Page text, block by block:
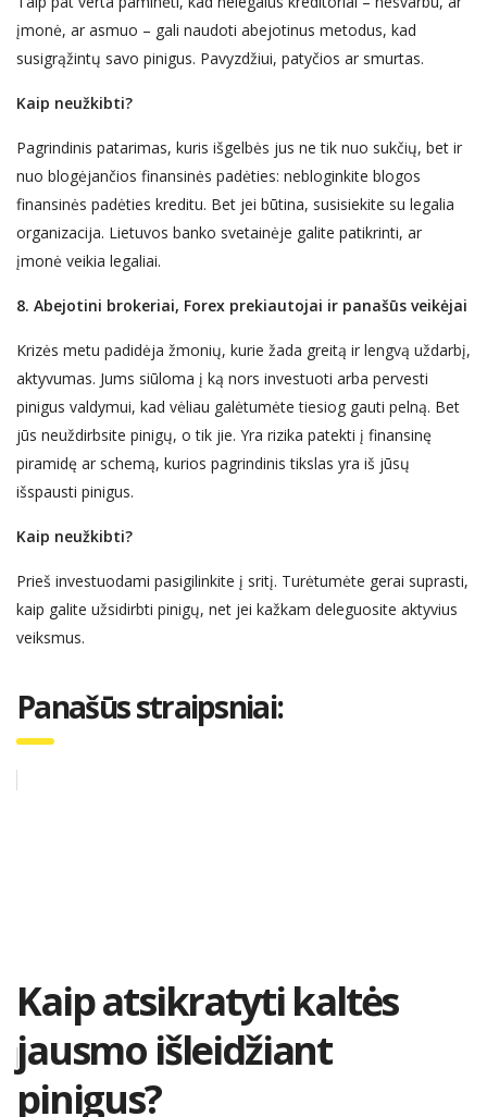
įmonė, ar asmuo – gali naudoti abejotinus metodus, kad
susigrąžintų savo pinigus. Pavyzdžiui, patyčios ar smurtas.
Kaip neužkibti?
Pagrindinis patarimas, kuris išgelbės jus ne tik nuo sukčių, bet ir
nuo blogėjančios finansinės padėties: nebloginkite blogos
finansinės padėties kreditu. Bet jei būtina, susisiekite su legalia
organizacija. Lietuvos banko svetainėje galite patikrinti, ar
įmonė veikia legaliai.
8. Abejotini brokeriai, Forex prekiautojai ir panašūs veikėjai
Krizės metu padidėja žmonių, kurie žada greitą ir lengvą uždarbį,
aktyvumas. Jums siūloma į ką nors investuoti arba pervesti
pinigus valdymui, kad vėliau galėtumėte tiesiog gauti pelną. Bet
jūs neuždirbsite pinigų, otik jie. Yra rizika patekti į finansinę
piramidę ar schemą, kurios pagrindinis tikslas yra iš jūsų
išspausti pinigus.
Kaip neužkibti?
Prieš investuodami pasigilinkite į sritį. Turėtumėte gerai suprasti,
kaip galite užsidirbti pinigų, net jei kažkam deleguosite aktyvius
veiksmus.
Panašūs straipsniai:
Kaip atsikratyti kaltės
jausmo išleidžiant
pinigus?